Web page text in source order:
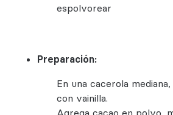
espolvorear
Preparación:
En una cacerola
con vainilla.
Agrega cacao en polvo,